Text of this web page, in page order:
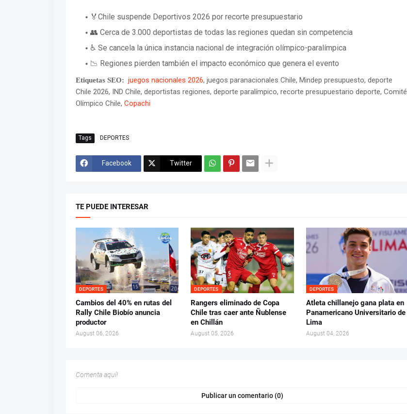
🏅Chile suspende Deportivos 2026 por recorte presupuestario
👥 Cerca de 3.000 deportistas de todas las regiones quedan sin competencia
♿ Se cancela la única instancia nacional de integración olímpico-paralímpica
📉 Regiones pierden también el impacto económico que genera el evento
Etiquetas SEO: juegos nacionales 2026, juegos paranacionales Chile, Mindep presupuesto, deporte
Chile 2026, IND Chile, deportistas regiones, deporte paralímpico, recorte presupuestario deporte, Comité
Olímpico Chile, Copachi
Tags DEPORTES
Facebook Twitter
TE PUEDE INTERESAR
DEPORTES
Cambios del 40% en rutas del
Rally Chile Biobío anuncia
productor
August 06, 2026
DEPORTES
Rangers eliminado de Copa
Chile tras caer ante Ñublense
en Chillán
August 05, 2026
DEPORTES
Atleta chillanejo gana plata en
Panamericano Universitario de
Lima
August 04, 2026
Comenta aquí!
Publicar un comentario (0)